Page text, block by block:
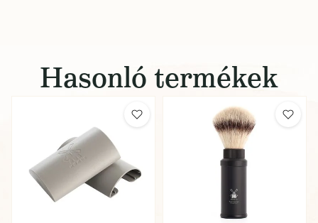
Hasonló termékek